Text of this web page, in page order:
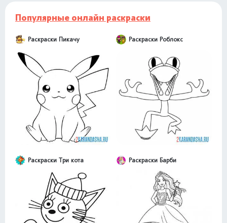
Популярные онлайн раскраски
Раскраски Пикачу Раскраски Роблокс
Раскраски Три кота Раскраски Барби